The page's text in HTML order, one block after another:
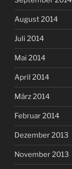
August 2014
Juli 2014
Mai 2014
April 2014
März 2014
Februar 2014
Dezember 2013
November 2013